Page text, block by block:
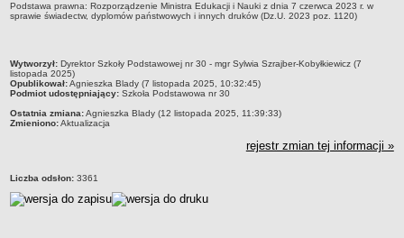
Wielofunkcyjna Placówka
Specjalny Ośrodek nr 1
Specjalny Ośrodek nr 5
Dane podstawowe
Godziny dyżurów
Podstawa prawna: Rozporządzenie Ministra Edukacji i Nauki z dnia 7 czerwca 2023 r. w
sprawie świadectw, dyplomów państwowych i innych druków (Dz.U. 2023 poz. 1120)
metryczka
Wytworzył: Dyrektor Szkoły Podstawowej nr 30 - mgr Sylwia Szrajber-Kobyłkiewicz (7
listopada 2025)
Opublikował:Agnieszka Blady (7 listopada 2025, 10:32:45)
Podmiot udostępniający: Szkoła Podstawowa nr 30
Ostatnia zmiana:Agnieszka Blady (12 listopada 2025, 11:39:33)
Zmieniono:Aktualizacja
rejestr zmian tej informacji »
Liczba odsłon: 3361